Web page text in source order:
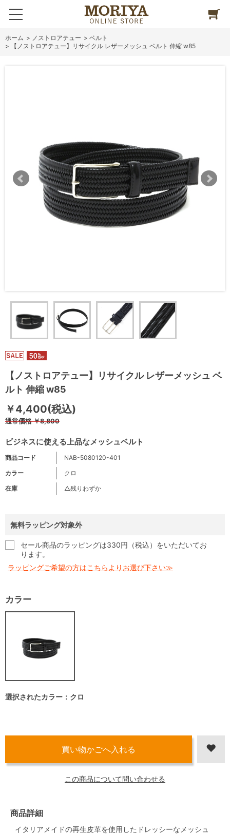
ホーム > ノストロアテュー > ベルト
>
【ノストロアテュー】リサイクル レザーメッシュ ベルト 伸縮 w85
【ノストロアテュー】リサイクル レザーメッシュ ベ
ルト 伸縮 w85
ビジネスに使える上品なメッシュベルト
￥4,400(税込)
通常価格￥8,800
商品コード
NAB-5080120-401
カラー
クロ
在庫
△残りわずか
無料ラッピング対象外
セール商品のラッピングは330円（税込）をいただいてお
ります。
ラッピングご希望の方はこちらよりお選び下さい≫
カラー
選択されたカラー：クロ
この商品について問い合わせる
商品詳細
イタリアメイドの再生皮革を使用したドレッシーなメッシュ